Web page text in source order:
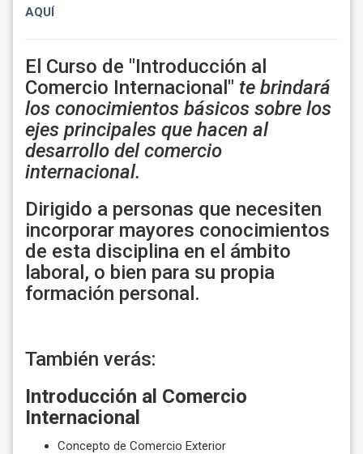
AQUÍ
El Curso de "Introducción al
Comercio Internacional" te brindará
los conocimientos básicos sobre los
ejes principales que hacen al
desarrollo del comercio
internacional.
Dirigido a personas que necesiten
incorporar mayores conocimientos
de esta disciplina en el ámbito
laboral, o bien para su propia
formación personal.
También verás:
Introducción al Comercio
Internacional
Concepto de Comercio Exterior